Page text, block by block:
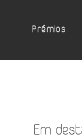
Prémios
Em